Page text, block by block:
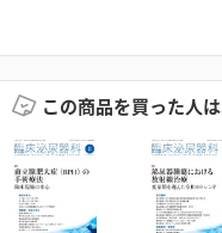
この商品を買った人